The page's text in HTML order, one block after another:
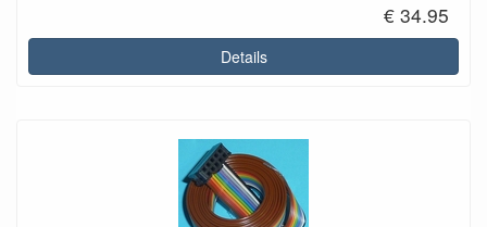
€ 34.95
Details